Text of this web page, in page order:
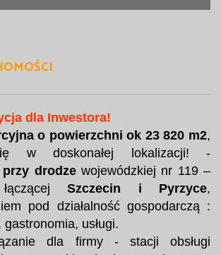
dla Inwestora!
o powierzchni ok 23 820 m2,
w doskonałej lokalizacji! -
drodzewojewódzkiej nr 119 –
Szczecin i Pyrzyce,
pod działalność gospodarczą :
usługi.
dla firmy - stacji obsługi